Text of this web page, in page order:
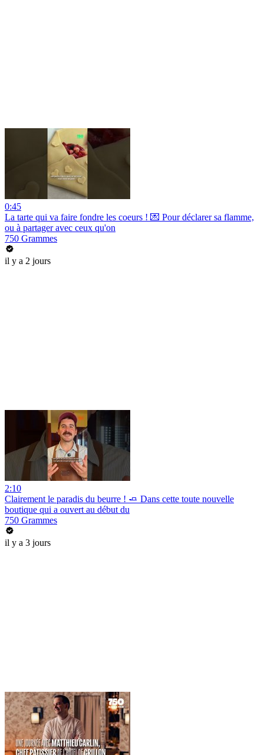
0:45
La tarte qui va faire fondre les coeurs ! 💌 Pour déclarer sa flamme,
ou à partager avec ceux qu'on
750 Grammes
il y a 2 jours
2:10
Clairement le paradis du beurre ! 🧈 Dans cette toute nouvelle
boutique qui a ouvert au début du
750 Grammes
il y a 3 jours